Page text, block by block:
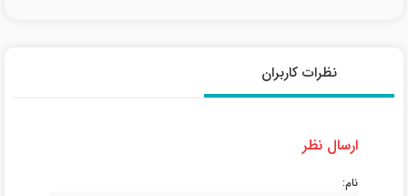
نظرات کاربران
ارسال نظر
نام: